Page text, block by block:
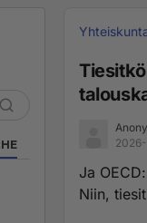
2026-
Ja
Niin,